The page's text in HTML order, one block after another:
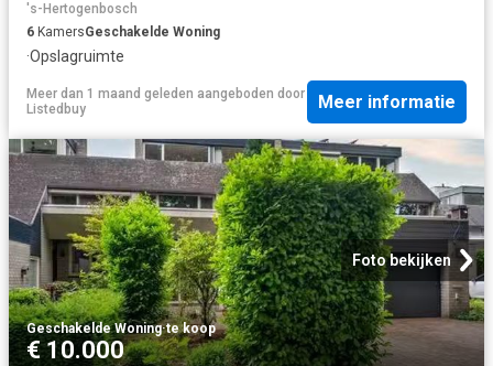
's-Hertogenbosch
6 KamersGeschakelde Woning
·Opslagruimte
Meer dan 1 maand geleden aangeboden door
Listedbuy
Meer informatie
Foto bekijken
Geschakelde Woning·te koop
€ 10.000